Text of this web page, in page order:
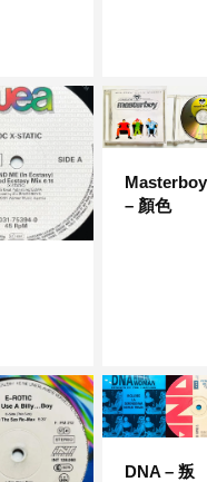
Masterboy
– 顏色
DNA – 叛